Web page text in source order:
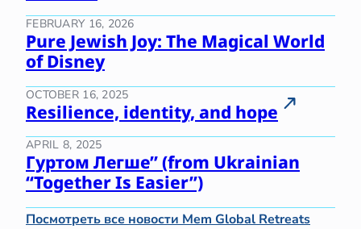
FEBRUARY 16, 2026
Pure Jewish Joy: The Magical World
of Disney
OCTOBER 16, 2025
Resilience, identity, and hope
APRIL 8, 2025
Гуртом Легше” (from Ukrainian
“Together Is Easier”)
Посмотреть все новости Mem Global Retreats